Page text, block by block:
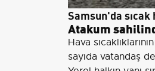
Samsun'da
Atakum
Hava
sayıda vatandaş